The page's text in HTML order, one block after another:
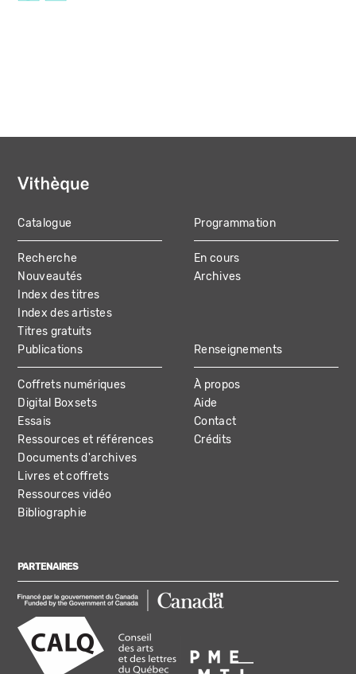
MAIN
NAVIGATION
Catalogue
Recherche
Nouveautés
Index des titres
Index des artistes
Titres gratuits
Programmation
En cours
Archives
Publications
Coffrets numériques
Digital Boxsets
Essais
Ressources et références
Documents d'archives
Livres et coffrets
Ressources vidéo
Bibliographie
Renseignements
À propos
Aide
Contact
Crédits
PARTENAIRES